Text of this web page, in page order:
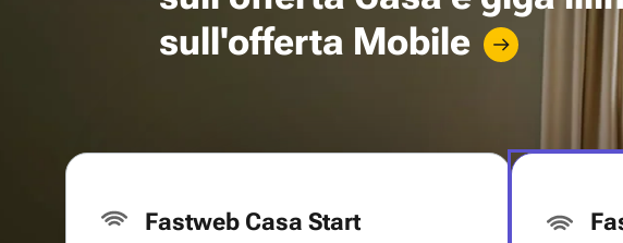
sull'offerta Mobile
Fastweb Casa Start